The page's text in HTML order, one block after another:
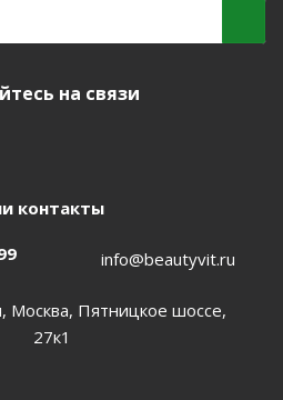
на связи
контакты
info@beautyvit.ru
Москва, Пятницкое шоссе,
27к1